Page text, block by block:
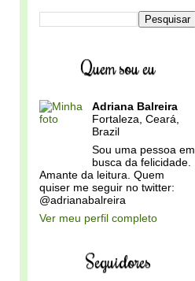
Quem sou eu
Adriana Balreira
Fortaleza, Ceará,
Brazil
Sou uma pessoa em
busca da felicidade.
Amante da leitura. Quem
quiser me seguir no twitter:
@adrianabalreira
Ver meu perfil completo
Seguidores